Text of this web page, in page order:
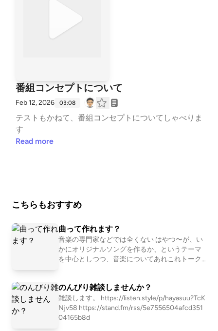
番組コンセプトについて
Feb 12, 2026 03:08
テストもかねて、番組コンセプトについてしゃべりま
す
Read more
こちらもおすすめ
曲って作れます？
音楽の専門家などでは全くない はやつ〜が、い
かにオリジナルソングを作るか、というテーマ
を中心としつつ、音楽についてあれこれトーク
のんびり雑談しませんか？
雑談します。 https://listen.style/p/hayasuu?TcK
Njv58 https://stand.fm/rss/5e7556504afcd351
04165b8d